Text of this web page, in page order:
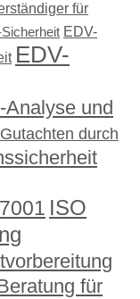
für
EDV-
EDV-
Analyse und
Gutachten durch
ISO
für